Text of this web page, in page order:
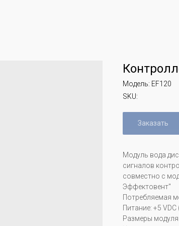
Модель: EF120
SKU:
Заказать
Модуль вода
сигналов
совместно с
Эффектовент"
Потребляемая
Питание: +5
Размеры модуля